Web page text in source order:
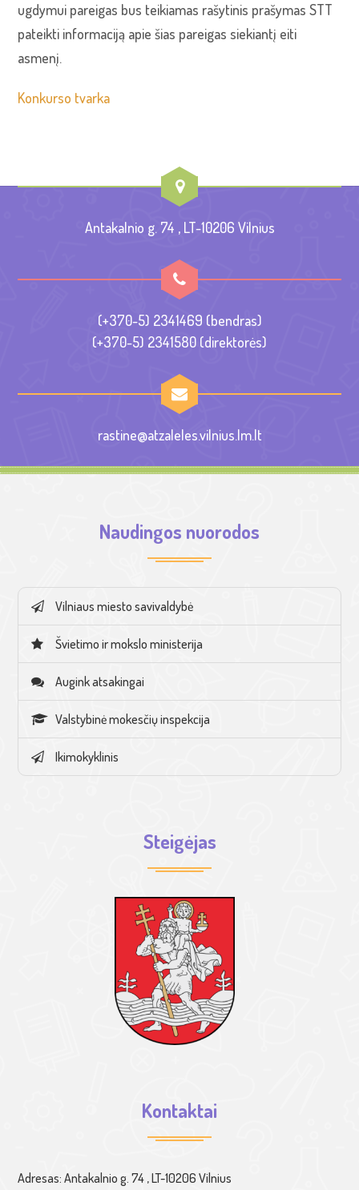
ugdymui pareigas bus teikiamas rašytinis prašymas STT
pateikti informaciją apie šias pareigas siekiantį eiti
asmenį.
Konkurso tvarka
Antakalnio g. 74 , LT-10206 Vilnius
(+370-5) 2341469 (bendras)
(+370-5) 2341580 (direktorės)
rastine@atzaleles.vilnius.lm.lt
Naudingos nuorodos
Vilniaus miesto savivaldybė
Švietimo ir mokslo ministerija
Augink atsakingai
Valstybinė mokesčių inspekcija
Ikimokyklinis
Steigėjas
Kontaktai
Adresas: Antakalnio g. 74 , LT-10206 Vilnius